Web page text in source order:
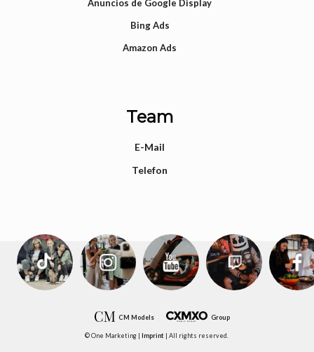
Anuncios de Google Display
Bing Ads
Amazon Ads
Team
E-Mail
Telefon
CM Models Group
© One Marketing |Imprint | All rights reserved.